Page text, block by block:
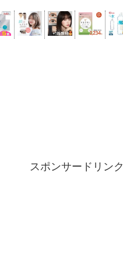
スポンサードリンク